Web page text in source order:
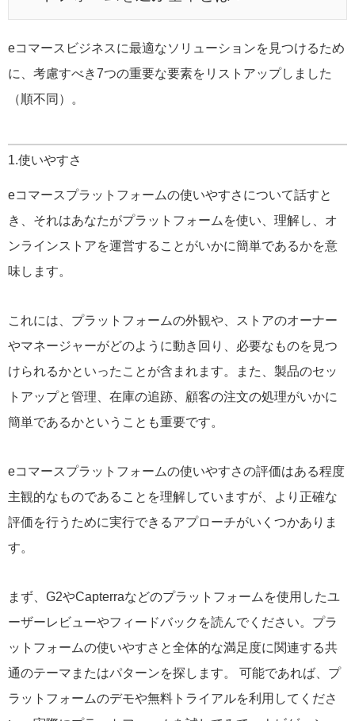
eコマースビジネスに最適なソリューションを見つけるため
に、考慮すべき7つの重要な要素をリストアップしました
（順不同）。
1.使いやすさ
eコマースプラットフォームの使いやすさについて話すと
き、それはあなたがプラットフォームを使い、理解し、オ
ンラインストアを運営することがいかに簡単であるかを意
味します。
これには、プラットフォームの外観や、ストアのオーナー
やマネージャーがどのように動き回り、必要なものを見つ
けられるかといったことが含まれます。また、製品のセッ
トアップと管理、在庫の追跡、顧客の注文の処理がいかに
簡単であるかということも重要です。
eコマースプラットフォームの使いやすさの評価はある程度
主観的なものであることを理解していますが、より正確な
評価を行うために実行できるアプローチがいくつかありま
す。
まず、G2やCapterraなどのプラットフォームを使用したユ
ーザーレビューやフィードバックを読んでください。プラ
ットフォームの使いやすさと全体的な満足度に関連する共
通のテーマまたはパターンを探します。 可能であれば、プ
ラットフォームのデモや無料トライアルを利用してくださ